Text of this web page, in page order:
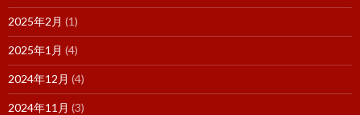
2025年2月 (1)
2025年1月 (4)
2024年12月 (4)
2024年11月 (3)